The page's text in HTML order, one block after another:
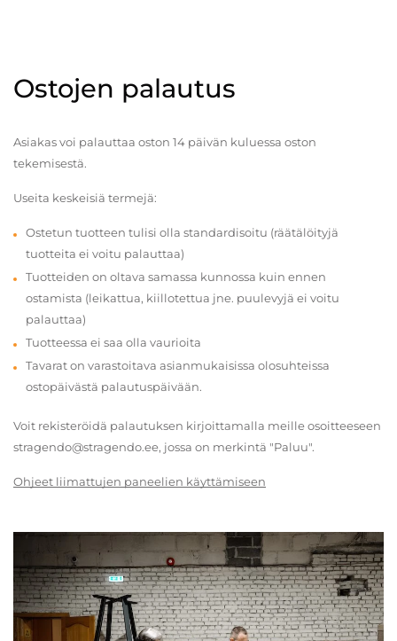
Ostojen palautus
Asiakas voi palauttaa oston 14 päivän kuluessa oston
tekemisestä.
Useita keskeisiä termejä:
Ostetun tuotteen tulisi olla standardisoitu (räätälöityjä
tuotteita ei voitu palauttaa)
Tuotteiden on oltava samassa kunnossa kuin ennen
ostamista (leikattua, kiillotettua jne. puulevyjä ei voitu
palauttaa)
Tuotteessa ei saa olla vaurioita
Tavarat on varastoitava asianmukaisissa olosuhteissa
ostopäivästä palautuspäivään.
Voit rekisteröidä palautuksen kirjoittamalla meille osoitteeseen
stragendo@stragendo.ee, jossa on merkintä "Paluu".
Ohjeet liimattujen paneelien käyttämiseen